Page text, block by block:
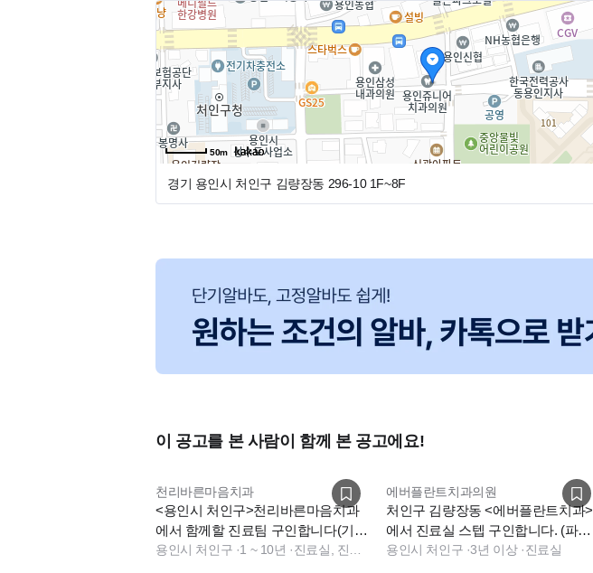
전문성을 갖춘 병원으로, 오랜 시간 함께해온 장기근속 선생님들이
많은 만큼 안정적이고 체계적인 진료 시스템을 자랑합니다.
서로 신뢰하며 오래 함께 일할 수 있는 분위기 속에서
꾸준히 성장해 나가고 있어요 📺
새로운 공간에서 새로운 가족을 맞이하듯,
함께 성장해나갈 선생님들을 기다리고 있습니다 🌱
쥬니어가족과 함께해 주세요 🙏
50m
경기 용인시 처인구 김량장동 296-10 1F~8F
이 공고를 본 사람이 함께 본 공고에요!
천리바른마음치과
<용인시 처인구>천리바른마음치과
에서 함께할 진료팀 구인합니다(기숙
사비/점심1시간반/9to6
용인시 처인구 ·1 ~ 10년 ·
에버플란트치과의원
처인구 김량장동 <에버플란트치과>
에서 진료실 스텝 구인합니다. (파트
타임도 가능)
용인시 처인구 ·3년 이상·진료실